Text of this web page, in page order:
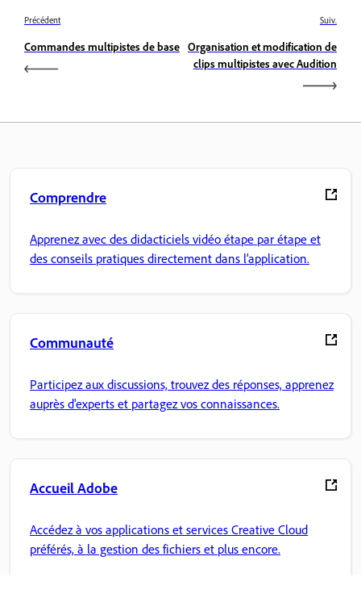
Précédent
Commandes multipistes de base
Suiv.
Organisation et modification de
clips multipistes avec Audition
Comprendre
Apprenez avec des didacticiels vidéo étape par étape et
des conseils pratiques directement dans l’application.
Communauté
Participez aux discussions, trouvez des réponses, apprenez
auprès d'experts et partagez vos connaissances.
Accueil Adobe
Accédez à vos applications et services Creative Cloud
préférés, à la gestion des fichiers et plus encore.